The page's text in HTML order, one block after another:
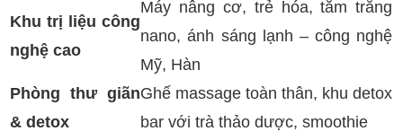
Khu trị liệu công
nghệ cao
Máy nâng cơ, trẻ hóa, tắm trắng
nano, ánh sáng lạnh – công nghệ
Mỹ, Hàn
Phòng thư giãn
& detox
Ghế massage toàn thân, khu detox
bar với trà thảo dược, smoothie